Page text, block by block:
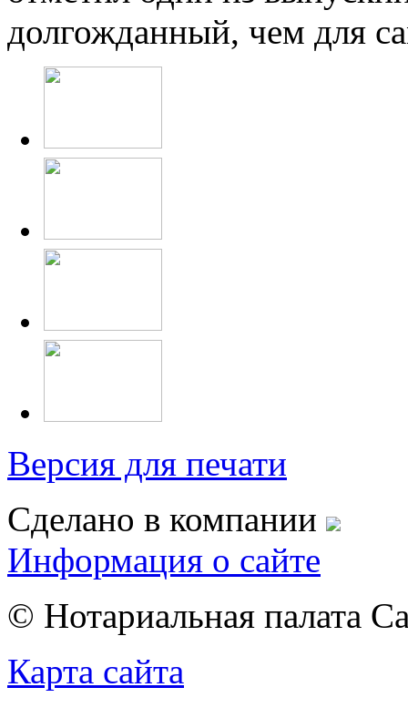
долгожданный, чем для
Версия для печати
Сделано в компании
Информация о сайте
© Нотариальная палата
Карта сайта